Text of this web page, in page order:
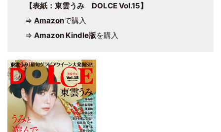
【表紙：東雲うみ DOLCE Vol.15】
⇒ Amazonで購入
⇒ Amazon Kindle版を購入